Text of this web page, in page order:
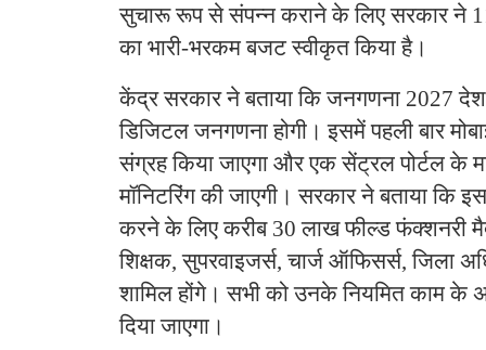
सुचारू रूप से संपन्न कराने के लिए सरकार ने
का भारी-भरकम बजट स्वीकृत किया है।
केंद्र सरकार ने बताया कि जनगणना 2027
डिजिटल जनगणना होगी। इसमें पहली बार
संग्रह किया जाएगा और एक सेंट्रल पोर्टल के
मॉनिटरिंग की जाएगी। सरकार ने बताया कि
करने के लिए करीब 30 लाख फील्ड फंक्शनरी
शिक्षक, सुपरवाइजर्स, चार्ज ऑफिसर्स, जिला
शामिल होंगे। सभी को उनके नियमित काम के
दिया जाएगा।